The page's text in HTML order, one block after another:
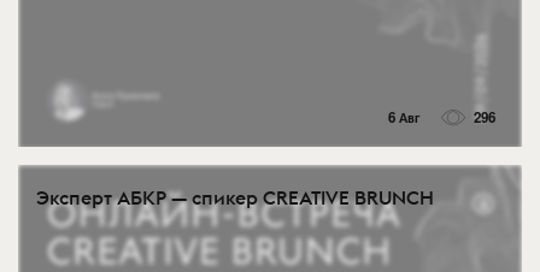
6 Авг 296
Эксперт АБКР — спикер CREATIVE BRUNCH